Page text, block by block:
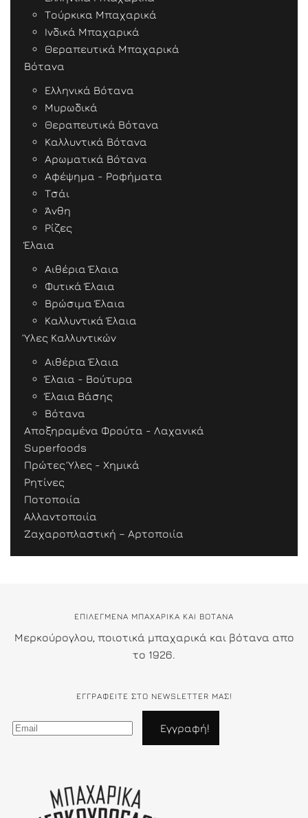
Τούρκικα Μπαχαρικά
Ινδικά Μπαχαρικά
Θεραπευτικά Μπαχαρικά
Βότανα
Ελληνικά Βότανα
Μυρωδικά
Θεραπευτικά Βότανα
Καλλυντικά Βότανα
Αρωματικά Βότανα
Αφέψημα - Ροφήματα
Τσάι
Άνθη
Ρίζες
Έλαια
Αιθέρια Έλαια
Φυτικά Έλαια
Βρώσιμα Έλαια
Καλλυντικά Έλαια
Ύλες Καλλυντικών
Αιθέρια Έλαια
Έλαια - Βούτυρα
Έλαια Βάσης
Βότανα
Αποξηραμένα Φρούτα - Λαχανικά
Superfoods
Πρώτες Ύλες - Χημικά
Ρητίνες
Ποτοποιία
Αλλαντοποιία
Ζαχαροπλαστική – Αρτοποιία
ΕΠΙΛΕΓΜΕΝΑ ΜΠΑΧΑΡΙΚΑ ΚΑΙ ΒΟΤΑΝΑ
Μερκούρογλου, ποιοτικά μπαχαρικά και βότανα απο
το 1926.
ΕΓΓΡΑΦΕΊΤΕ ΣΤΟ NEWSLETTER ΜΑΣ!